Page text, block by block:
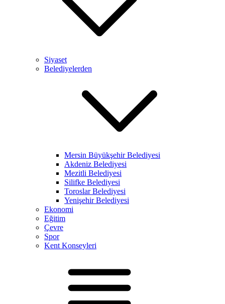
Siyaset
Belediyelerden
Mersin Büyükşehir Belediyesi
Akdeniz Belediyesi
Mezitli Belediyesi
Silifke Belediyesi
Toroslar Belediyesi
Yenişehir Belediyesi
Ekonomi
Eğitim
Çevre
Spor
Kent Konseyleri